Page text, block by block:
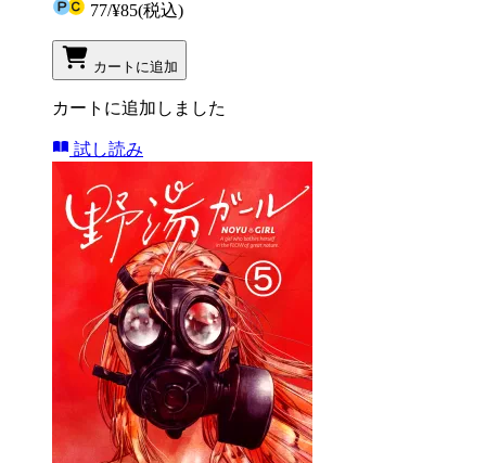
77/¥85(税込)
カートに追加
カートに追加しました
試し読み